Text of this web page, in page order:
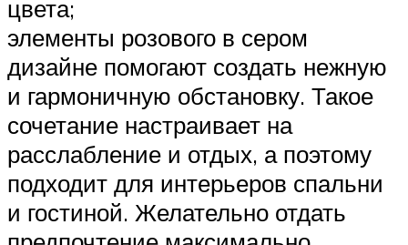
цвета;
элементы розового в сером
дизайне помогают создать нежную
и гармоничную обстановку. Такое
сочетание настраивает на
расслабление и отдых, а поэтому
подходит для интерьеров спальни
и гостиной. Желательно отдать